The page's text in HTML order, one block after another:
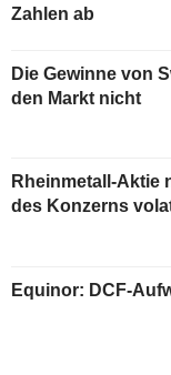
Zahlen ab
Die Gewinne von
den Markt nicht
Rheinmetall-Aktie
des Konzerns
Equinor: DCF-